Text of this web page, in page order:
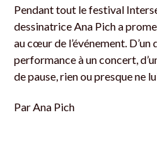
Pendant tout le festival
dessinatrice Ana Pich a
au cœur de l’événement. D’un
performance à un concert,
de pause, rien ou presque ne
ParAna Pich